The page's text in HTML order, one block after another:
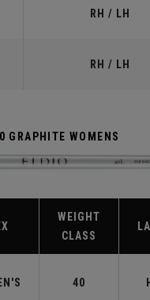
RH / LH
RH / LH
GRAPHITE WOMENS
WEIGHT
CLASS
40